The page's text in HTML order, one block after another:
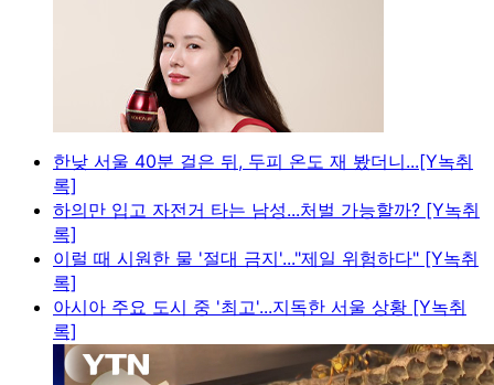
한낮 서울 40분 걸은 뒤, 두피 온도 재 봤더니...[Y녹취
록]
하의만 입고 자전거 타는 남성...처벌 가능할까? [Y녹취
록]
이럴 때 시원한 물 '절대 금지'..."제일 위험하다" [Y녹취
록]
아시아 주요 도시 중 '최고'...지독한 서울 상황 [Y녹취
록]